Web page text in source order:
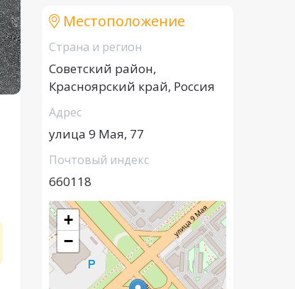
Местоположение
Страна и регион
Советский район,
Красноярский край, Россия
Адрес
улица 9 Мая, 77
Почтовый индекс
660118
+
−